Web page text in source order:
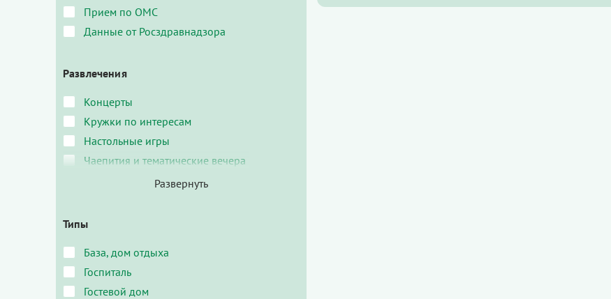
Прием по ОМС
Данные от Росздравнадзора
Развлечения
Концерты
Кружки по интересам
Настольные игры
Чаепития и тематические вечера
Типы
База, дом отдыха
Госпиталь
Гостевой дом